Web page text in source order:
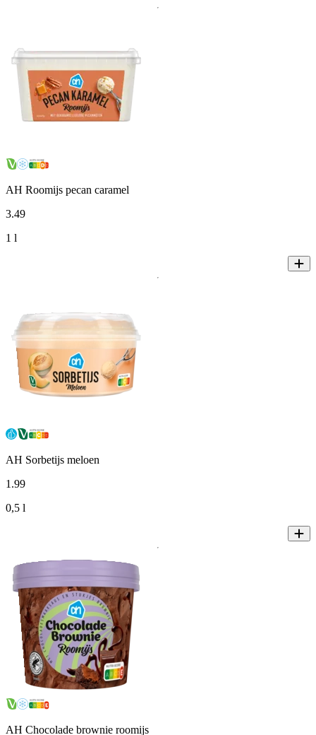
AH Roomijs pecan caramel
3.49
1 l
AH Sorbetijs meloen
1 .99
0,5 l
AH Chocolade brownie roomijs